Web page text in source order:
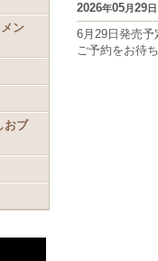
ン
おブ
2026年05月29日
6月29日発売予
ご予約をお待